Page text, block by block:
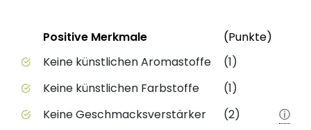
Positive Merkmale des Produkts mit
StatusPositive Merkmale (Punkte)
Keine künstlichen Aromastoffe
(1)
Keine künstlichen Farbstoffe
(1)
Keine Geschmacksverstärker
(2)
ⓘ